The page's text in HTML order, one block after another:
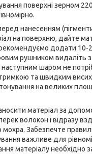
поверхні зерном
нанесенням
на поверхню, дайте
додати 10-
рушником видаліть
шаром не
та швидким
на великих
матеріал за
волокон і відразу
Забезпечте
важливе для
матеріалу необхідно